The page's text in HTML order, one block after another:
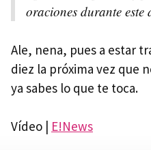
oraciones durante este
Ale, nena, pues a estar
diez la próxima vez que
ya sabes lo que te toca.
Vídeo | E!News